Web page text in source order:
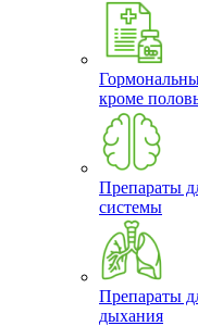
кроме
Препараты
системы
Препараты
дыхания